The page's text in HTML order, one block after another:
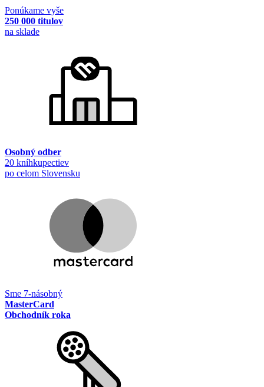
Ponúkame vyše
250 000 titulov
na sklade
Osobný odber
20 kníhkupectiev
po celom Slovensku
Sme 7-násobný
MasterCard
Obchodník roka